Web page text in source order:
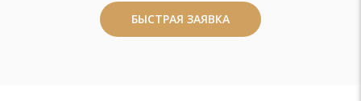
БЫСТРАЯ ЗАЯВКА
БЫСТРАЯ ЗАЯВКА